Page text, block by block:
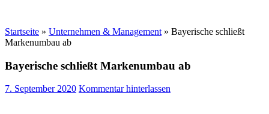
Startseite » Unternehmen & Management » Bayerische schließt
Markenumbau ab
Bayerische schließt Markenumbau ab
7. September 2020 Kommentar hinterlassen